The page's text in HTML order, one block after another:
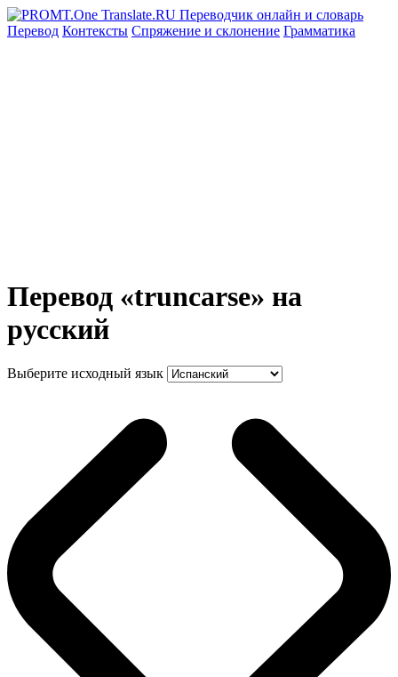
Перевод Контексты Спряжение и склонение Грамматика
Перевод «truncarse» на
русский
Выберите исходный язык